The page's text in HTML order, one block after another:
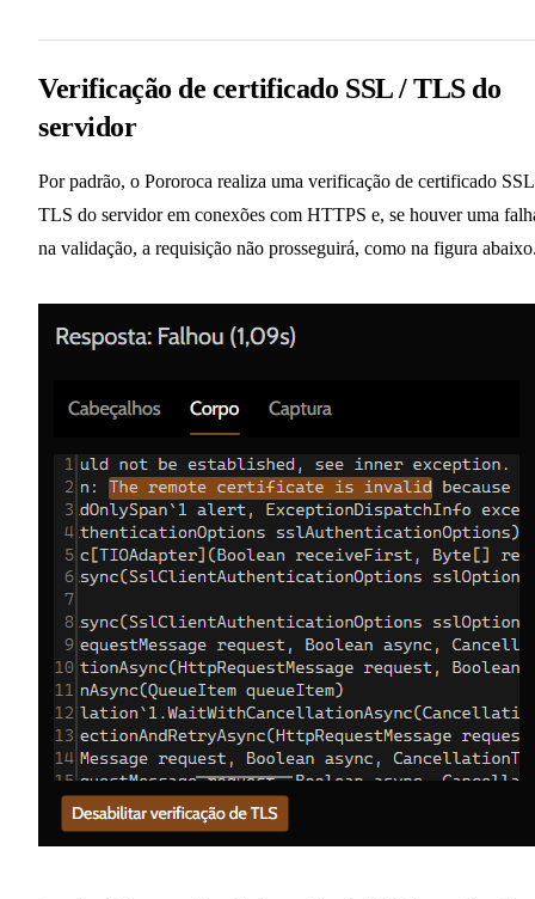
Verificação de certificado SSL / TLS do
servidor
Por padrão, o Pororoca realiza uma verificação de certificado
TLS do servidor em conexões com HTTPS e, se houver uma
na validação, a requisição não prosseguirá, como na figura